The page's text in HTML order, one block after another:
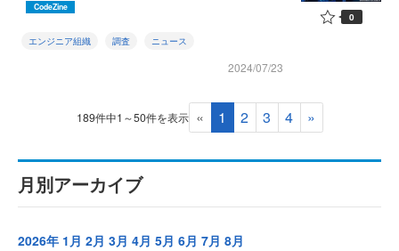
CodeZine
エンジニア組織 調査 ニュース
2024/07/23
0
189件中1～50件を表示 « 1 2 3 4 »
月別アーカイブ
2026年 1月 2月 3月 4月 5月 6月 7月 8月